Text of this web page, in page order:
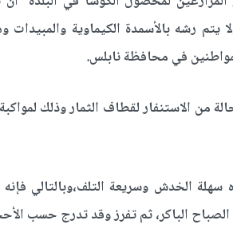
رشه بالأسمدة الكيماوية والمبيدات
في محافظة نابلس.
من الاستنفار لقطاف الثمار وذلك
الخدش وسريعة التلف،وبالتالي
الباكر، ثم تفرز وقد تدرج حسب